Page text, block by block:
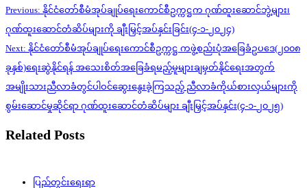
Post
navigation
Previous: နိုင်ငံတော်စီမံအုပ်ချုပ်ရေးကောင်စီဥက္ကဋ္ဌက ဂုဏ်ထူးဆောင်ဘွဲ့များ၊
ဂုဏ်ထူးဆောင်တံဆိပ်များကို ချီးမြှင့်အပ်နှင်းခြင်း(၄-၁-၂၀၂၄)
Next: နိုင်ငံတော်စီမံအုပ်ချုပ်ရေးကောင်စီဥက္ကဋ္ဌ ကဖွဲ့စည်းပုံအခြေခံဥပဒေ(၂၀၀၈
ခုနှစ်)ရေးဆွဲနိုင်ရန် အသေးစိတ်အခြေခံရမည့်မူများချမှတ်နိုင်ရေးအတွက်
အမျိုးသားညီလာခံတွင်ပါဝင်ဆွေးနွေးခဲ့ကြသည့် ညီလာခံကိုယ်စားလှယ်များကို
စွမ်းဆောင်မှုဆိုင်ရာ ဂုဏ်ထူးဆောင်တံဆိပ်များ ချီးမြှင့်အပ်နှင်း(၄-၁-၂၀၂၅)
Related Posts
ပြည်တွင်းရေးရာ